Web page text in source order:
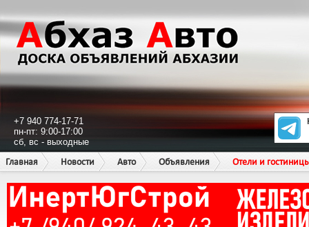
+7 940 774-17-71
пн-пт: 9:00-17:00
сб, вс - выходные
Главная
Новости Авто Объявления Отели и